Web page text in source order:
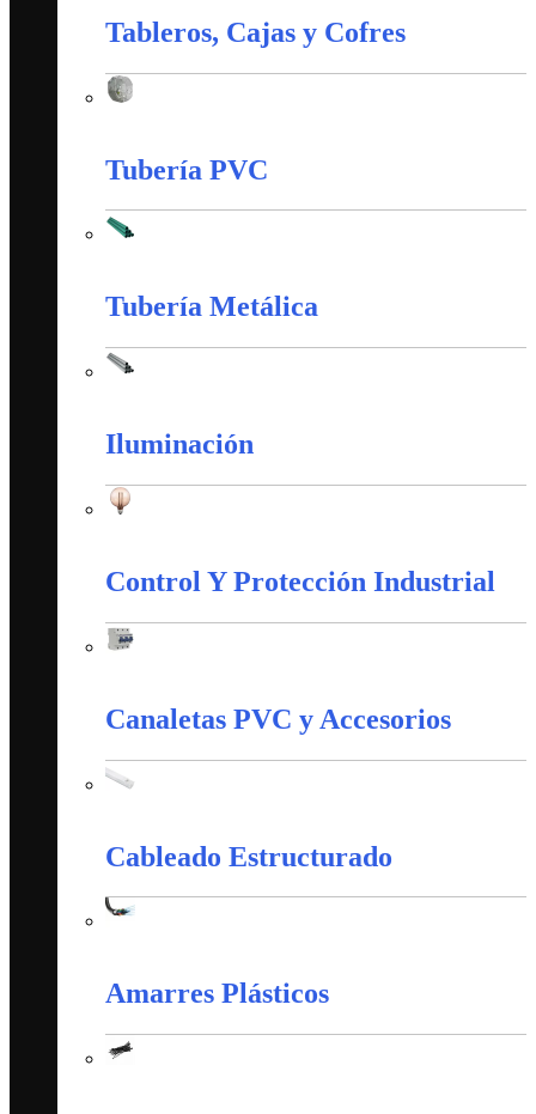
Tableros, Cajas y Cofres
Tubería PVC
Tubería Metálica
Iluminación
Control Y Protección Industrial
Canaletas PVC y Accesorios
Cableado Estructurado
Amarres Plásticos